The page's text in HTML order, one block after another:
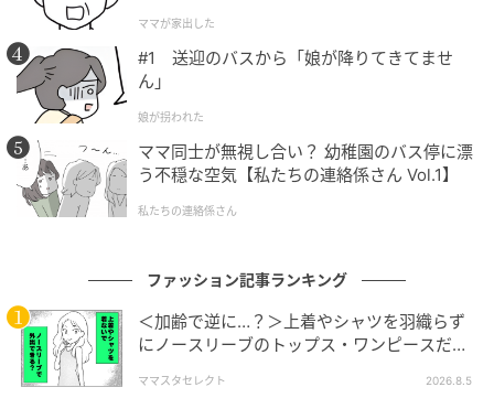
ママが家出した
#1 送迎のバスから「娘が降りてきてませ
ん」
娘が拐われた
ママ同士が無視し合い？ 幼稚園のバス停に漂
う不穏な空気【私たちの連絡係さん Vol.1】
私たちの連絡係さん
ファッション記事ランキング
＜加齢で逆に…？＞上着やシャツを羽織らず
にノースリーブのトップス・ワンピースだけ
ママスタセレクト 2026.8.5